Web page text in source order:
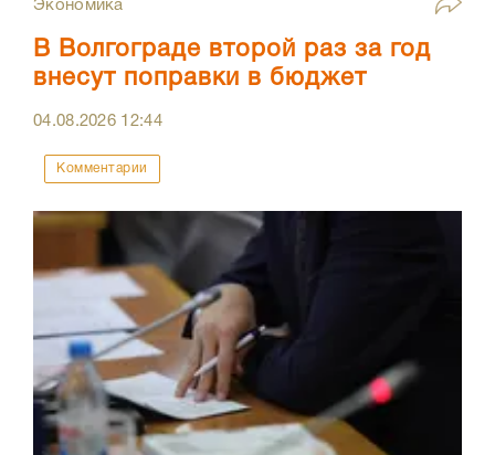
Экономика
В Волгограде второй раз за год
внесут поправки в бюджет
04.08.2026 12:44
Комментарии